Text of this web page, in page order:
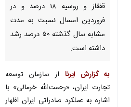
قفقاز و روسیه ۱۸ درصد و در
فروردین امسال نسبت به مدت
مشابه سال گذشته ۵۰ درصد رشد
داشته است.
به گزارش ایرنااز سازمان توسعه
تجارت ایران، «رحمت‌الله خرمالی» با
اشاره به عملکرد صادراتی ایران اظهار